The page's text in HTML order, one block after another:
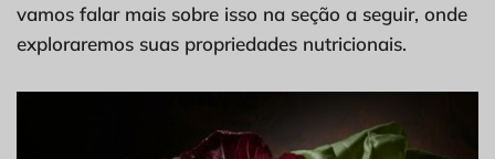
vamos falar mais sobre isso na seção a seguir, onde
exploraremos suas propriedades nutricionais.